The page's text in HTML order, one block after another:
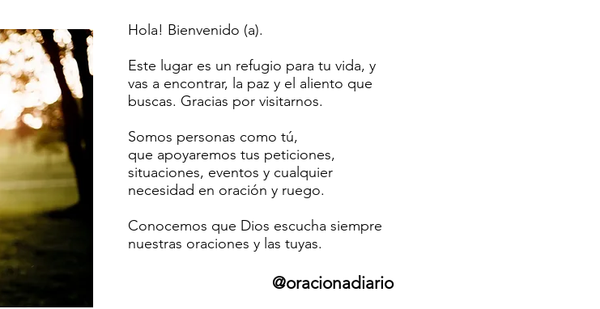
Hola! Bienvenido (a).
Este lugar es un refugio para tu vida, y
vas a encontrar, la paz y el aliento que
buscas. Gracias por visitarnos.
Somos personas como tú,
que apoyaremos tus peticiones,
situaciones, eventos y cualquier
necesidad en oración y ruego.
Conocemos que Dios escucha siempre
nuestras oraciones y las tuyas.
@oracionadiario